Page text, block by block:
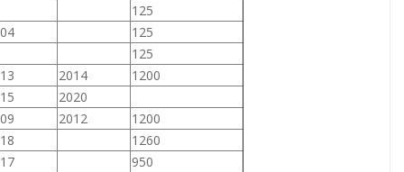
125
125
125
2014
1200
2020
2012
1200
1260
950